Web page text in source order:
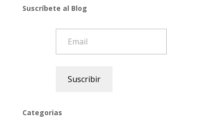
Suscríbete al Blog
Suscribir
Categorias